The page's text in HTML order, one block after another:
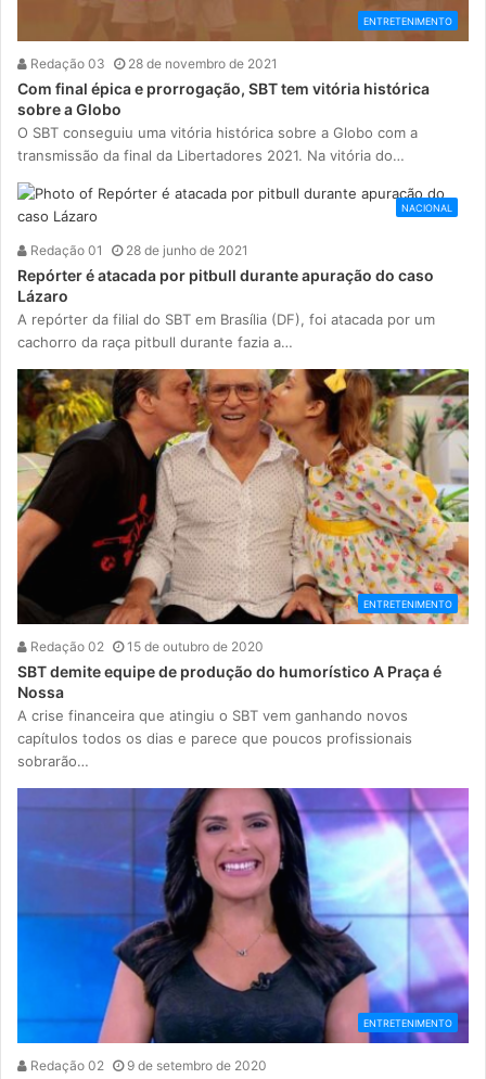
ENTRETENIMENTO
Redação 03 28 de novembro de 2021
Com final épica e prorrogação, SBT tem vitória histórica
sobre a Globo
O SBT conseguiu uma vitória histórica sobre a Globo com a
transmissão da final da Libertadores 2021. Na vitória do…
NACIONAL
Redação 01 28 de junho de 2021
Repórter é atacada por pitbull durante apuração do caso
Lázaro
A repórter da filial do SBT em Brasília (DF), foi atacada por um
cachorro da raça pitbull durante fazia a…
ENTRETENIMENTO
Redação 02 15 de outubro de 2020
SBT demite equipe de produção do humorístico A Praça é
Nossa
A crise financeira que atingiu o SBT vem ganhando novos
capítulos todos os dias e parece que poucos profissionais
sobrarão…
ENTRETENIMENTO
Redação 02 9 de setembro de 2020